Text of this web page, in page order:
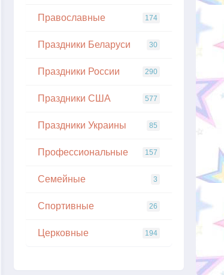
Православные 174
Праздники Беларуси 30
Праздники России 290
Праздники США 577
Праздники Украины 85
Профессиональные 157
Семейные 3
Спортивные 26
Церковные 194